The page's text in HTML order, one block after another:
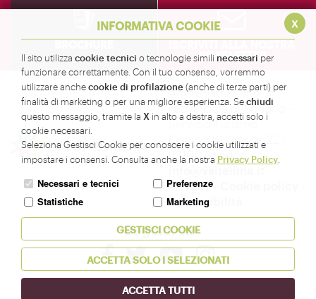
x
INFORMATIVA COOKIE
Il sito utilizza cookie tecnici o tecnologie simili necessari per
funzionare correttamente. Con il tuo consenso, vorremmo
utilizzare anchecookie di profilazione (anche di terze parti) per
finalità di marketing o per una migliore esperienza. Sechiudi
questo messaggio, tramite la X in alto a destra, accetti solo i
cookie necessari.
Seleziona Gestisci Cookie per conoscere i cookie utilizzati e
impostare i consensi. Consulta anche la nostra Privacy Policy
Necessari e tecnici
Preferenze
Statistiche
Marketing
GESTISCI COOKIE
ACCETTA SOLO I SELEZIONATI
ACCETTA TUTTI
BROCHURE ISCRIVITI ALLA NOSTRA
NEWSLETTER
Amministrazione
Provinciale di Sondrio -
Servizio Turismo
Corso XXV Aprile, 22 -
23100 Sondrio -
info@valtellina.it-
Privacy-
Accessibilità
Seguici su